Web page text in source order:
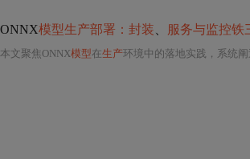
ONNX模型生产部署：封装 服务与监控铁
本文聚焦ONNX模型在生产环境中的落地实践，系统阐